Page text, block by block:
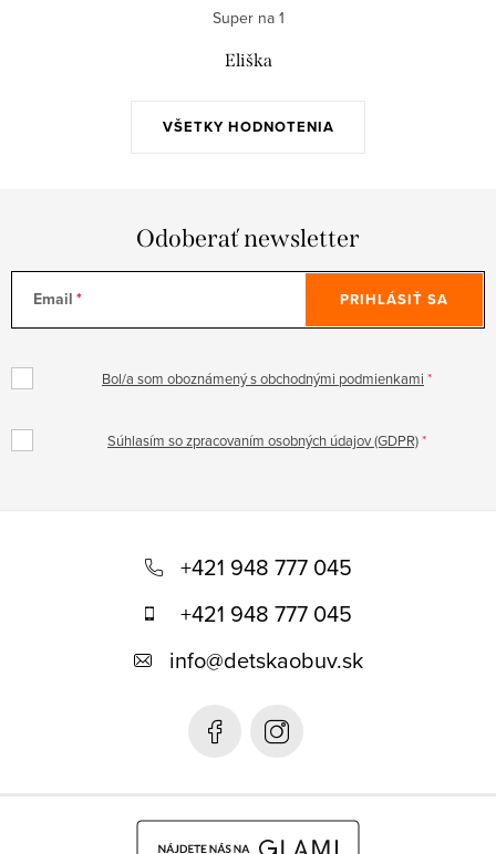
VŠETKY HODNOTENIA
Super na 1
Eliška
Odoberať newsletter
Email
Bol/a som oboznámený s obchodnými podmienkami
Súhlasím so zpracovaním osobných údajov (GDPR)
PRIHLÁSIŤ SA
+421 948 777 045
+421 948 777 045
info@detskaobuv.sk